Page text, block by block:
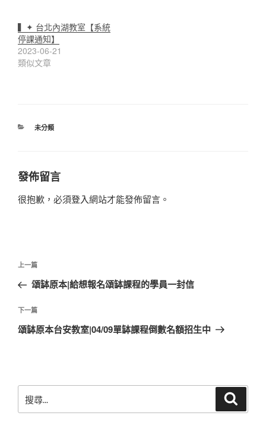
▍✦ 台北內湖教室【系統
停課通知】
2023-06-21
類似文章
分
未分類
發佈留言
很抱歉，必須登入網站才能發佈留言。
文
導
覽
上
一
文
章
上一篇
頌缽原本|給想報名頌缽課程的學員一封信
下
一
下一篇
頌缽原本台安教室|04/09單缽課程倒數名額招生中
尋